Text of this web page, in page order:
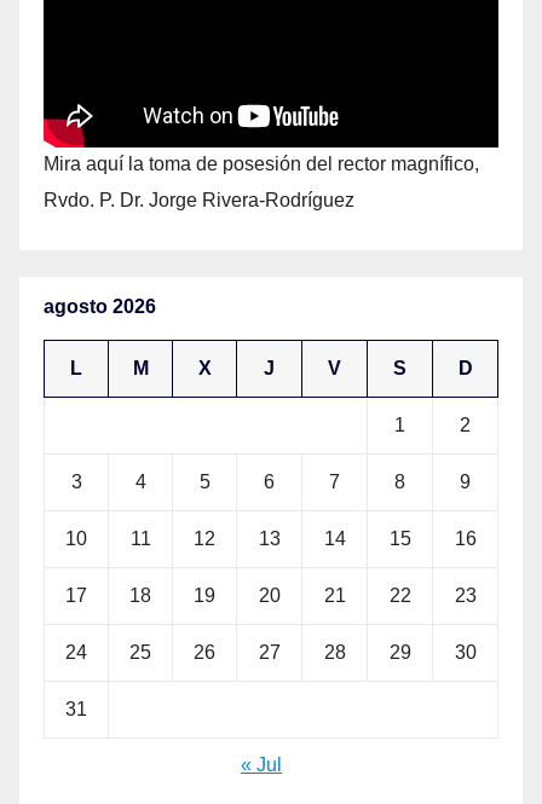
Mira aquí la toma de posesión del rector magnífico,
Rvdo. P. Dr. Jorge Rivera-Rodríguez
agosto 2026
L M X J V S D
1 2
3 4 5 6 7 8 9
10 11 12 13 14 15 16
17 18 19 20 21 22 23
24 25 26 27 28 29 30
31
« Jul